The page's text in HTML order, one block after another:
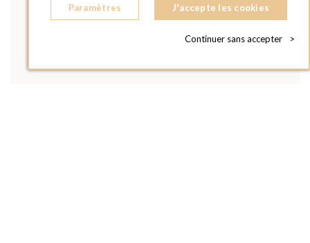
Paramètres J'accepte les cookies
Continuer sans accepter >